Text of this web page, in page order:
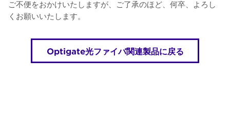
ご不便をおかけいたしますが、ご了承のほど、何卒、よろし
くお願いいたします。
Optigate光ファイバ関連製品に戻る